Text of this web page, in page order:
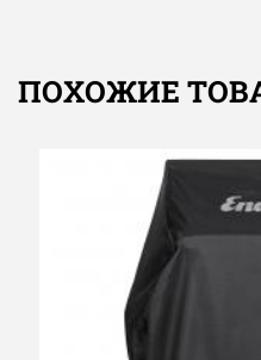
ПОХОЖИЕ